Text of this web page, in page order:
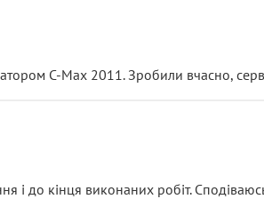
C-Max 2011. Зробили вчасно,
і до кінця виконаних робіт.